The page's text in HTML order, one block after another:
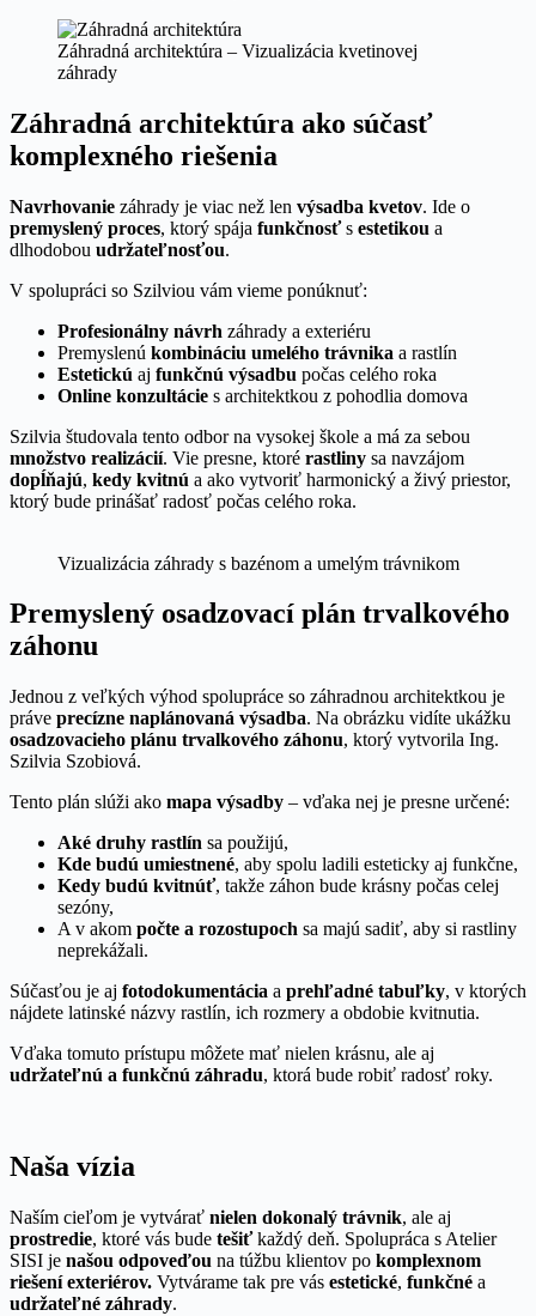
Záhradná architektúra – Vizualizácia kvetinovej
záhrady
Záhradná architektúra ako súčasť
komplexného riešenia
Navrhovanie záhrady je viac než len výsadba kvetov. Ide o
premyslený proces, ktorý spája funkčnosťs estetikou a
dlhodobou udržateľnosťou.
V spolupráci so Szilviou vám vieme ponúknuť:
Profesionálny návrh záhrady a exteriéru
Premyslenú kombináciu umelého trávnika a rastlín
Estetickú aj funkčnú výsadbu počas celého roka
Online konzultácie s architektkou z pohodlia domova
Szilvia študovala tento odbor na vysokej škole a má za sebou
množstvo realizácií. Vie presne, ktoré rastliny sa navzájom
dopĺňajú, kedy kvitnú a ako vytvoriť harmonický a živý priestor,
ktorý bude prinášať radosť počas celého roka.
Vizualizácia záhrady s bazénom a umelým trávnikom
Premyslený osadzovací plán trvalkového
záhonu
Jednou z veľkých výhod spolupráce so záhradnou architektkou je
práve precízne naplánovaná výsadba. Na obrázku vidíte ukážku
osadzovacieho plánu trvalkového záhonu, ktorý vytvorila Ing.
Szilvia Szobiová.
Tento plán slúži ako mapa výsadby – vďaka nej je presne určené:
Aké druhy rastlín sa použijú,
Kde budú umiestnené, aby spolu ladili esteticky aj funkčne,
Kedy budú kvitnúť, takže záhon bude krásny počas celej
sezóny,
A v akom počte a rozostupoch sa majú sadiť, aby si rastliny
neprekážali.
Súčasťou je aj fotodokumentácia a prehľadné tabuľky, v ktorých
nájdete latinské názvy rastlín, ich rozmery a obdobie kvitnutia.
Vďaka tomuto prístupu môžete mať nielen krásnu, ale aj
udržateľnú a funkčnú záhradu, ktorá bude robiť radosť roky.
Naša vízia
Naším cieľom je vytvárať nielen dokonalý trávnik, ale aj
prostredie, ktoré vás bude tešiťkaždý deň. Spolupráca s Atelier
SISI je našou odpoveďou na túžbu klientov po komplexnom
riešení exteriérov. Vytvárame tak pre vás estetické, funkčné a
udržateľné záhrady.